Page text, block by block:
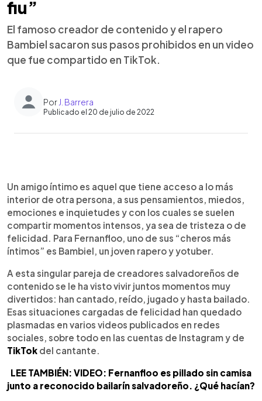
fiu”
El famoso creador de contenido y el rapero
Bambiel sacaron sus pasos prohibidos en un video
que fue compartido en TikTok.
Por J. Barrera
Publicado el 20 de julio de 2022
► Escuchar artículo
Un amigo íntimo es aquel que tiene acceso a lo más
interior de otra persona, a sus pensamientos, miedos,
emociones e inquietudes y con los cuales se suelen
compartir momentos intensos, ya sea de tristeza o de
felicidad. Para Fernanfloo, uno de sus “cheros más
íntimos” es Bambiel, un joven rapero y yotuber.
A esta singular pareja de creadores salvadoreños de
contenido se le ha visto vivir juntos momentos muy
divertidos: han cantado, reído, jugado y hasta bailado.
Esas situaciones cargadas de felicidad han quedado
plasmadas en varios videos publicados en redes
sociales, sobre todo en las cuentas de Instagram y de
TikTok del cantante.
LEE TAMBIÉN: VIDEO: Fernanfloo es pillado sin camisa
junto a reconocido bailarín salvadoreño. ¿Qué hacían?